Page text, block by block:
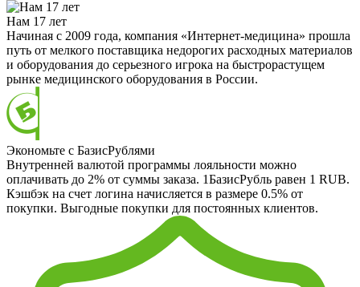
Нам 17 лет
Начиная с 2009 года, компания «Интернет-медицина» прошла
путь от мелкого поставщика недорогих расходных материалов
и оборудования до серьезного игрока на быстрорастущем
рынке медицинского оборудования в России.
Экономьте с БазисРублями
Внутренней валютой программы лояльности можно
оплачивать до 2% от суммы заказа. 1БазисРубль равен 1 RUB.
Кэшбэк на счет логина начисляется в размере 0.5% от
покупки. Выгодные покупки для постоянных клиентов.